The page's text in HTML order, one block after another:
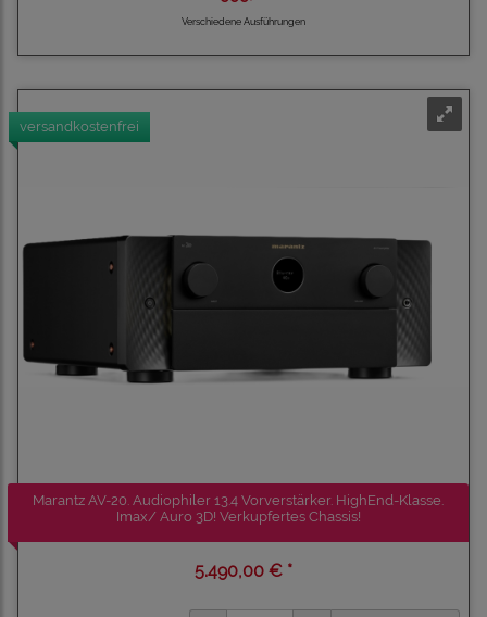
Verschiedene Ausführungen
versandkostenfrei
Marantz AV-20. Audiophiler 13.4 Vorverstärker. HighEnd-Klasse.
Imax/ Auro 3D! Verkupfertes Chassis!
5.490,00 € *